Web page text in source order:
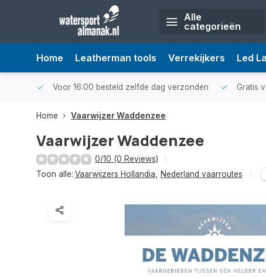
Alle
categorieën
Home Leatherman tools Verrekijkers Led
Voor 16:00 besteld zelfde dag verzonden Gratis
Home Vaarwijzer Waddenzee
Vaarwijzer Waddenzee
0/10 (0 Reviews)
Toon alle: Vaarwijzers Hollandia Nederland vaarroutes